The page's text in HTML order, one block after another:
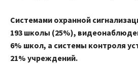
Системами охранной
193 школы (25%),
6% школ, а системы контроля
21% учреждений.